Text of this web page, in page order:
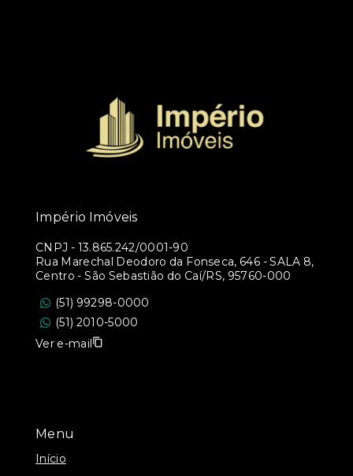
Menu
Início
Império Imóveis
CNPJ - 13.865.242/0001-90
Rua Marechal Deodoro da Fonseca, 646 - SALA 8,
Centro - São Sebastião do Caí/RS, 95760-000
(51) 99298-0000
(51) 2010-5000
Ver e-mail